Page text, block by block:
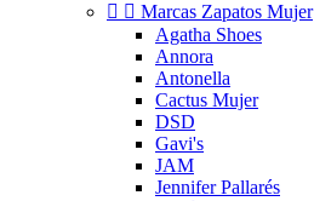
  Marcas Zapatos Mujer
Agatha Shoes
Annora
Antonella
Cactus Mujer
DSD
Gavi's
JAM
Jennifer Pallarés